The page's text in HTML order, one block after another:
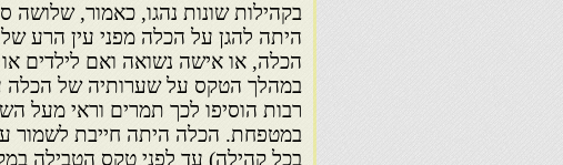
בקהילות שונות נהגו, כאמור, שלושה
היתה להגן על הכלה מפני עין הרע של
הכלה, או אישה נשואה ואם לילדים
במהלך הטקס על שערותיה של הכלה
רבות הוסיפו לכך תמרים וראי מעל
במטפחת. הכלה היתה חייבת לשמור
בכל קהילה) עד לפני טקס הטבילה